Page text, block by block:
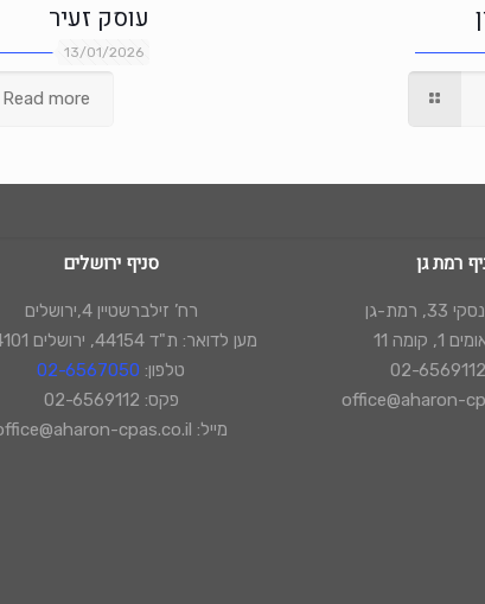
13/01/2026
עוסק זעיר
Read more
רמת גן
רמת-גן
קומה 11
סניף ירושלים
רח’ זילברשטיין 4,ירושלים
מען לדואר: ת"ד 44154, ירושלים 9144101
טלפון: 02-6567050
פקס: 02-6569112
מייל: office@aharon-cpas.co.il